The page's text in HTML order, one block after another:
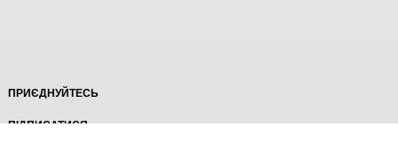
ПРИЄДНУЙТЕСЬ
ПІДПИСАТИСЯ